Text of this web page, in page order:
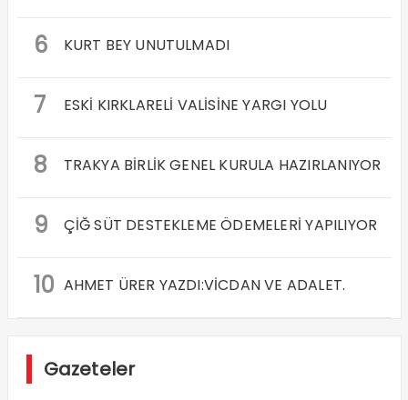
6 KURT BEY UNUTULMADI
7 ESKİ KIRKLARELİ VALİSİNE YARGI YOLU
8 TRAKYA BİRLİK GENEL KURULA HAZIRLANIYOR
9 ÇİĞ SÜT DESTEKLEME ÖDEMELERİ YAPILIYOR
10 AHMET ÜRER YAZDI:VİCDAN VE ADALET.
Gazeteler